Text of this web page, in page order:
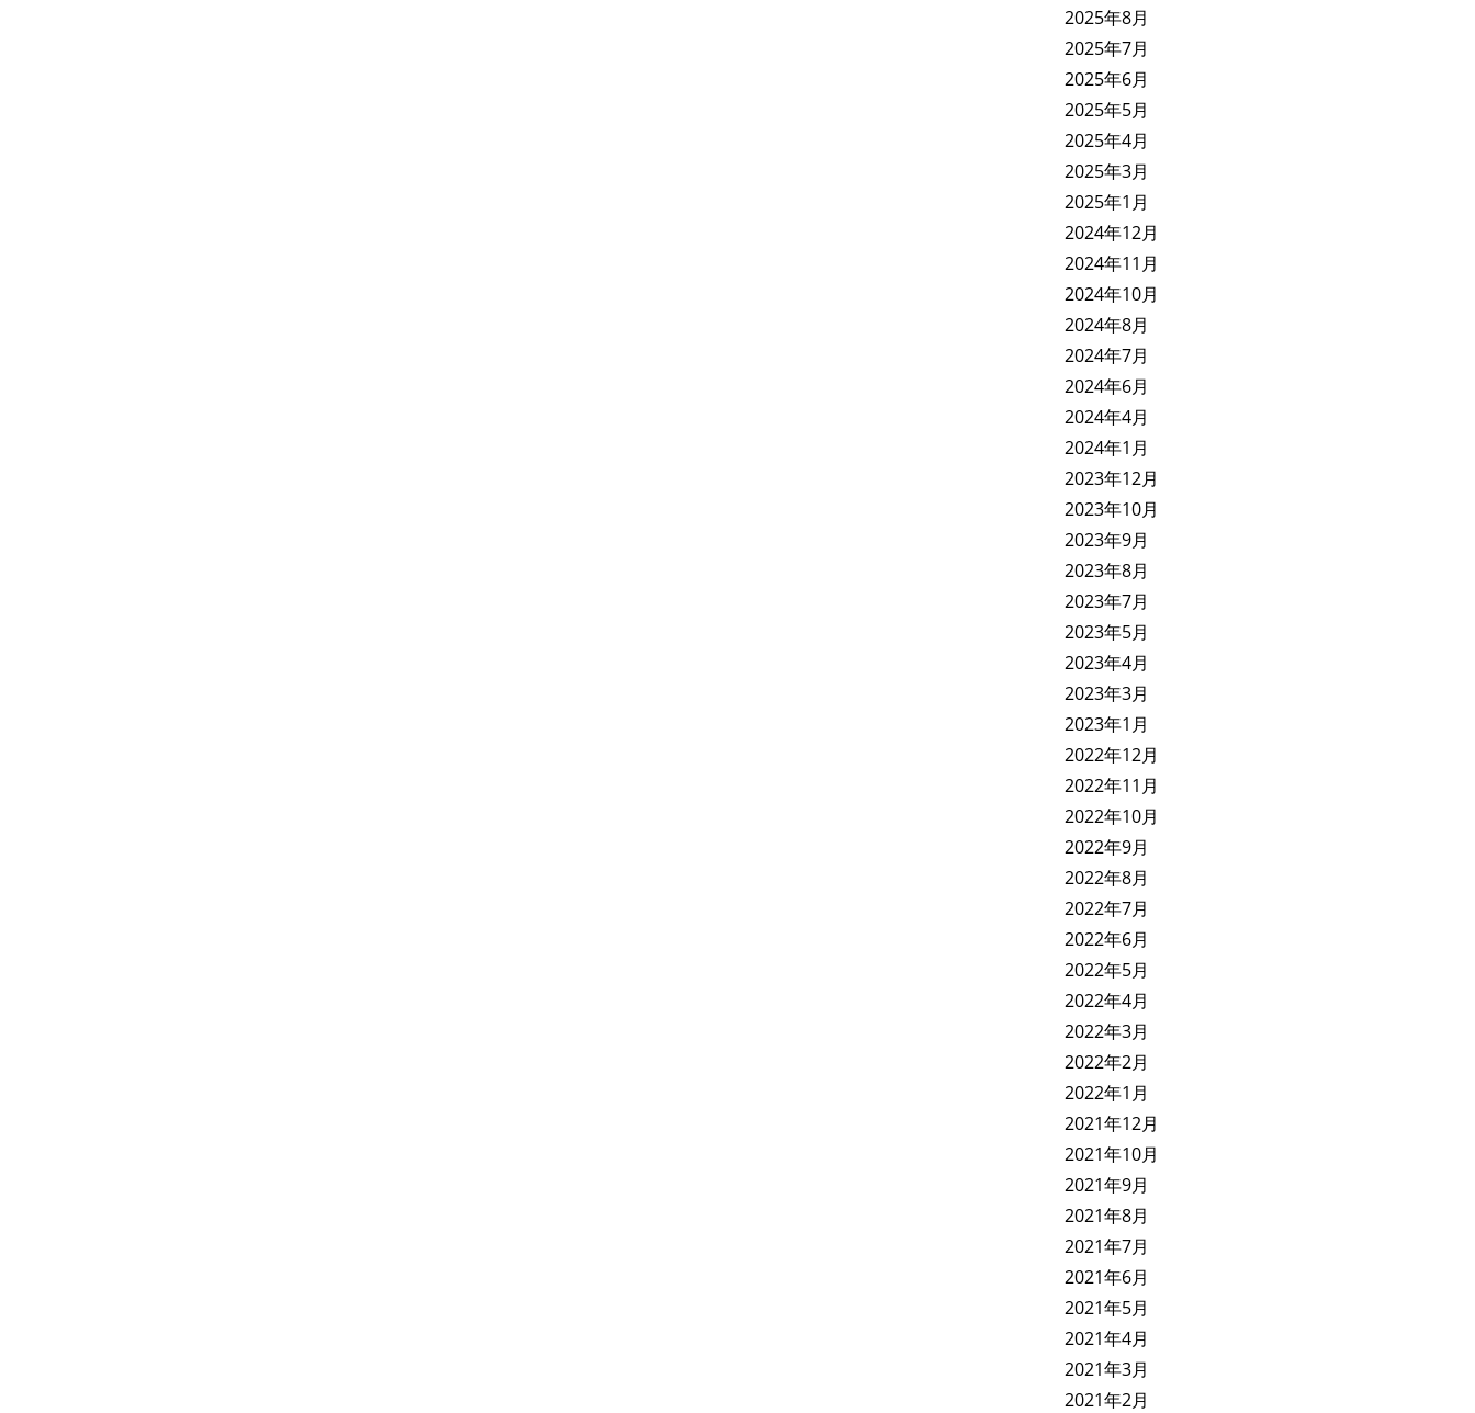
2025年8月
2025年7月
2025年6月
2025年5月
2025年4月
2025年3月
2025年1月
2024年12月
2024年11月
2024年10月
2024年8月
2024年7月
2024年6月
2024年4月
2024年1月
2023年12月
2023年10月
2023年9月
2023年8月
2023年7月
2023年5月
2023年4月
2023年3月
2023年1月
2022年12月
2022年11月
2022年10月
2022年9月
2022年8月
2022年7月
2022年6月
2022年5月
2022年4月
2022年3月
2022年2月
2022年1月
2021年12月
2021年10月
2021年9月
2021年8月
2021年7月
2021年6月
2021年5月
2021年4月
2021年3月
2021年2月